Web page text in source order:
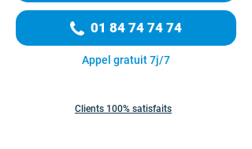
01 84 74 74 74
Appel gratuit 7j/7
Clients 100% satisfaits